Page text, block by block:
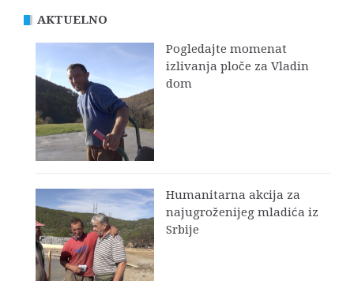
AKTUELNO
Pogledajte momenat
izlivanja ploče za Vladin
dom
Humanitarna akcija za
najugroženijeg mladića iz
Srbije